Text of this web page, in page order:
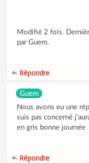
Modifié 2 fois.
par Guem.
Répondre
Guem
Nous avons eu une
suis pas concerné
en gris bonne journée
Répondre